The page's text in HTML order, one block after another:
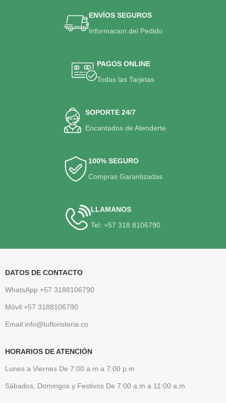
ENVÍOS SEGUROS
Informacion del Pedido
PAGOS ONLINE
Todas las Tarjetas
SOPORTE 24/7
Encantados de Atenderte
100% SEGURO
Compras Garantizadas
LLAMANOS
Tel: +57 318 8106790
DATOS DE CONTACTO
WhatsApp +57 3188106790
Móvil:+57 3188106790
Email:info@tufloristeria.co
HORARIOS DE ATENCIÓN
Lunes a Viernes De 7:00 a.m a 7:00 p.m
Sábados, Domingos y Festivos De 7:00 a.m a 11:00 a.m